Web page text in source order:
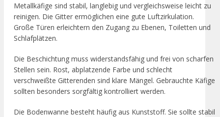
Metallkäfige sind stabil, langlebig und vergleichsweise leicht zu
reinigen. Die Gitter ermöglichen eine gute Luftzirkulation.
Große Türen erleichtern den Zugang zu Ebenen, Toiletten und
Schlafplätzen.
Die Beschichtung muss widerstandsfähig und frei von scharfen
Stellen sein. Rost, abplatzende Farbe und schlecht
verschweißte Gitterenden sind klare Mängel. Gebrauchte Käfige
sollten besonders sorgfältig kontrolliert werden.
Die Bodenwanne besteht häufig aus Kunststoff. Sie sollte stabil